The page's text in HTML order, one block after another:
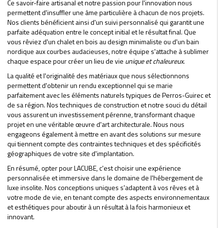
Ce savoir-faire artisanal et notre passion pour l'innovation nous
permettent d'insuffler une âme particulière à chacun de nos projets.
Nos clients bénéficient ainsi d'un suivi personnalisé qui garantit une
parfaite adéquation entre le concept initial et le résultat final. Que
vous rêviez d'un chalet en bois au design minimaliste ou d'un bain
nordique aux courbes audacieuses, notre équipe s'attache à sublimer
chaque espace pour créer un lieu de vie unique et chaleureux.
La qualité et l'originalité des matériaux que nous sélectionnons
permettent d'obtenir un rendu exceptionnel qui se marie
parfaitement avec les éléments naturels typiques de Perros-Guirec et
de sa région. Nos techniques de construction et notre souci du détail
vous assurent un investissement pérenne, transformant chaque
projet en une véritable œuvre d'art architecturale. Nous nous
engageons également à mettre en avant des solutions sur mesure
qui tiennent compte des contraintes techniques et des spécificités
géographiques de votre site d'implantation.
En résumé, opter pour LACUBE, c'est choisir une expérience
personnalisée et immersive dans le domaine de l'hébergement de
luxe insolite. Nos conceptions uniques s'adaptent à vos rêves et à
votre mode de vie, en tenant compte des aspects environnementaux
et esthétiques pour aboutir à un résultat à la fois harmonieux et
innovant.